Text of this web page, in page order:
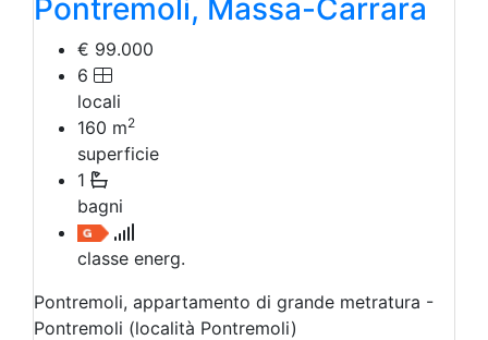
Pontremoli, Massa-Carrara
€ 99.000
6
locali
160 m2
superficie
1
bagni
classe energ.
Pontremoli, appartamento di grande metratura -
Pontremoli (località Pontremoli)